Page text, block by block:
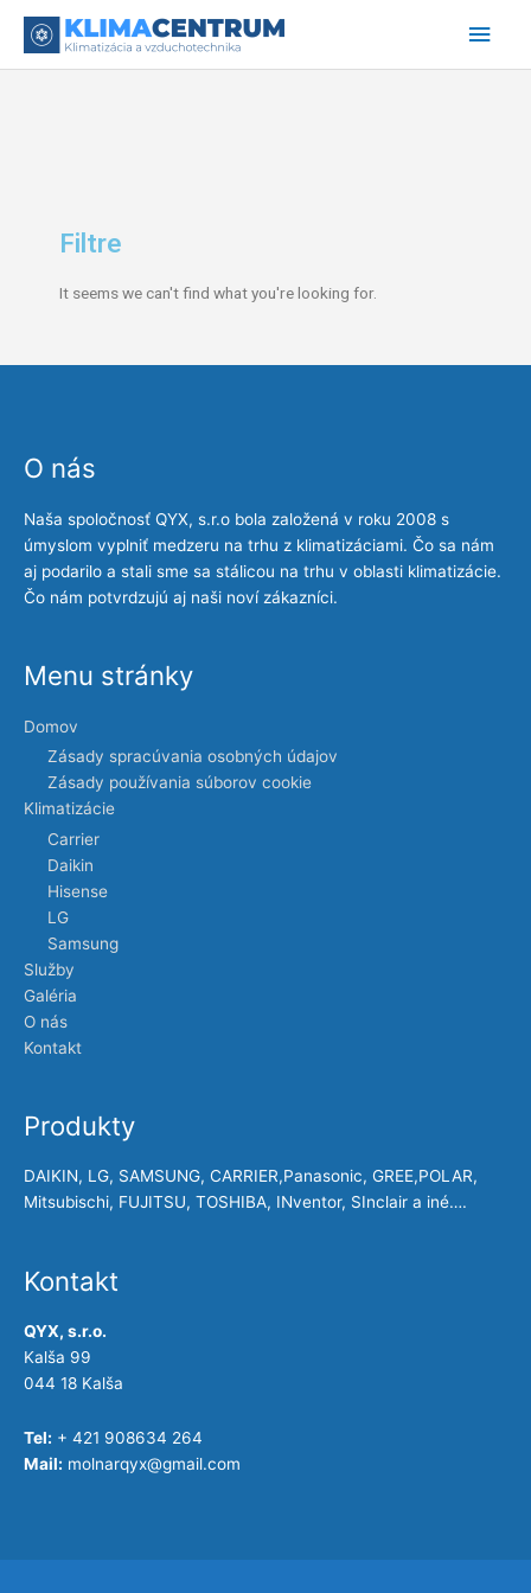
Filtre
It seems we can't find what you're looking for.
O nás
Naša spoločnosť QYX, s.r.o bola založená v roku 2008 s
úmyslom vyplniť medzeru na trhu z klimatizáciami. Čo sa nám
aj podarilo a stali sme sa stálicou na trhu v oblasti klimatizácie.
Čo nám potvrdzujú aj naši noví zákazníci.
Menu stránky
Domov
Zásady spracúvania osobných údajov
Zásady používania súborov cookie
Klimatizácie
Carrier
Daikin
Hisense
LG
Samsung
Služby
Galéria
O nás
Kontakt
Produkty
DAIKIN, LG, SAMSUNG, CARRIER,Panasonic, GREE,POLAR,
Mitsubischi, FUJITSU, TOSHIBA, INventor, SInclair a iné….
Kontakt
QYX, s.r.o.
Kalša 99
044 18 Kalša
Tel: + 421 908634 264
Mail: molnarqyx@gmail.com